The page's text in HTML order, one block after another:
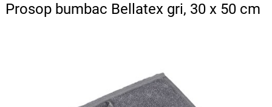
Prosop bumbac Bellatex gri, 30 x 50 cm